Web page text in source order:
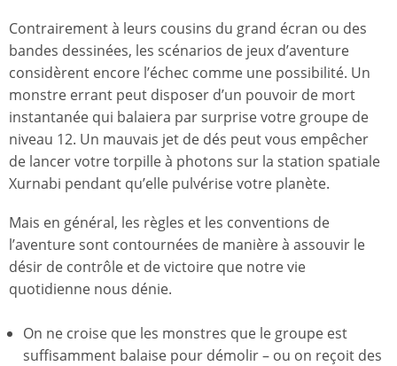
Contrairement à leurs cousins du grand écran ou des
bandes dessinées, les scénarios de jeux d’aventure
considèrent encore l’échec comme une possibilité. Un
monstre errant peut disposer d’un pouvoir de mort
instantanée qui balaiera par surprise votre groupe de
niveau 12. Un mauvais jet de dés peut vous empêcher
de lancer votre torpille à photons sur la station spatiale
Xurnabi pendant qu’elle pulvérise votre planète.
Mais en général, les règles et les conventions de
l’aventure sont contournées de manière à assouvir le
désir de contrôle et de victoire que notre vie
quotidienne nous dénie.
On ne croise que les monstres que le groupe est
suffisamment balaise pour démolir – ou on reçoit des